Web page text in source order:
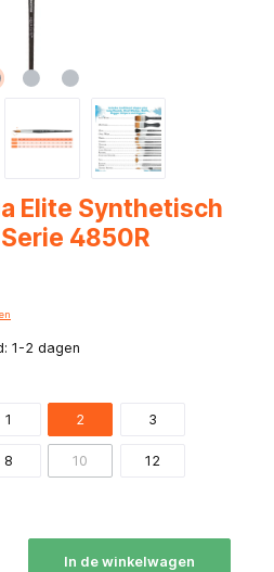
Elite Synthetisch
4850R
1-2 dagen
1 2 3
8 10 12
In de winkelwagen